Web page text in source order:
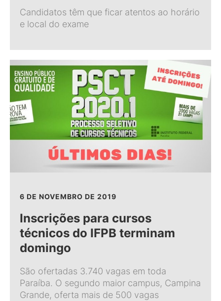
Candidatos têm que ficar atentos ao horário
e local do exame
6 DE NOVEMBRO DE 2019
Inscrições para cursos
técnicos do IFPB terminam
domingo
São ofertadas 3.740 vagas em toda
Paraíba. O segundo maior campus, Campina
Grande, oferta mais de 500 vagas